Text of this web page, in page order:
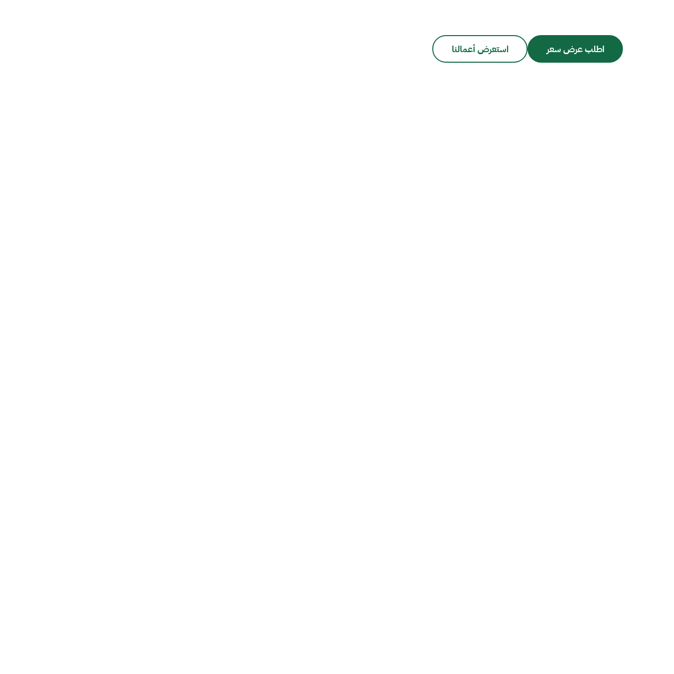
اطلب عرض سعر استعرض أعمالنا